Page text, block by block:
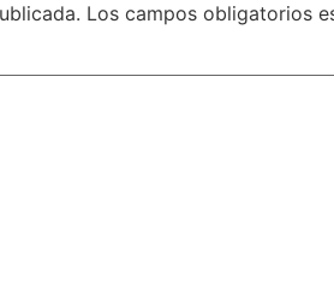
Los campos obligatorios